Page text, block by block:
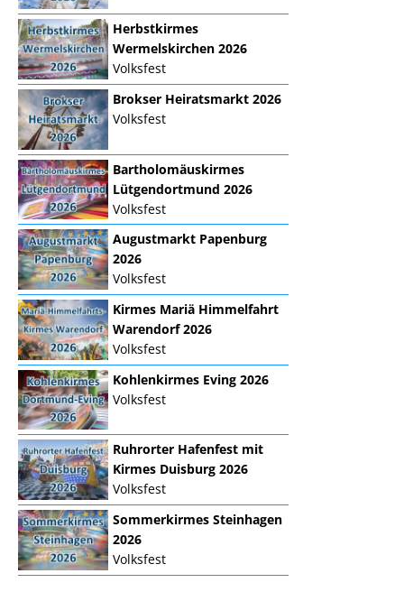
Herbstkirmes
Wermelskirchen 2026
Volksfest
Brokser Heiratsmarkt 2026
Volksfest
Bartholomäuskirmes
Lütgendortmund 2026
Volksfest
Augustmarkt Papenburg
2026
Volksfest
Kirmes Mariä Himmelfahrt
Warendorf 2026
Volksfest
Kohlenkirmes Eving 2026
Volksfest
Ruhrorter Hafenfest mit
Kirmes Duisburg 2026
Volksfest
Sommerkirmes Steinhagen
2026
Volksfest